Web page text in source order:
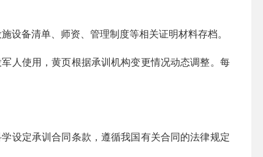
备清单、师资、管理制度等相关证明材料存档。
使用，黄页根据承训机构变更情况动态调整。每
定承训合同条款，遵循我国有关合同的法律规定